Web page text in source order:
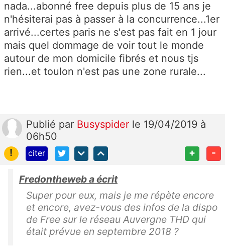
nada...abonné free depuis plus de 15 ans je
n'hésiterai pas à passer à la concurrence...1er
arrivé...certes paris ne s'est pas fait en 1 jour
mais quel dommage de voir tout le monde
autour de mon domicile fibrés et nous tjs
rien...et toulon n'est pas une zone rurale...
Publié par Busyspider le 19/04/2019 à
06h50
!
citer + -
Fredontheweb a écrit
Super pour eux, mais je me répète encore
et encore, avez-vous des infos de la dispo
de Free sur le réseau Auvergne THD qui
était prévue en septembre 2018 ?